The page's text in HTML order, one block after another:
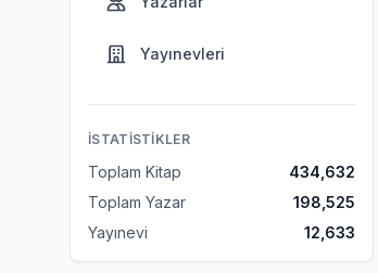
Yayınevleri
İSTATISTIKLER
Toplam Kitap
434,632
Toplam Yazar
198,525
Yayınevi
12,633